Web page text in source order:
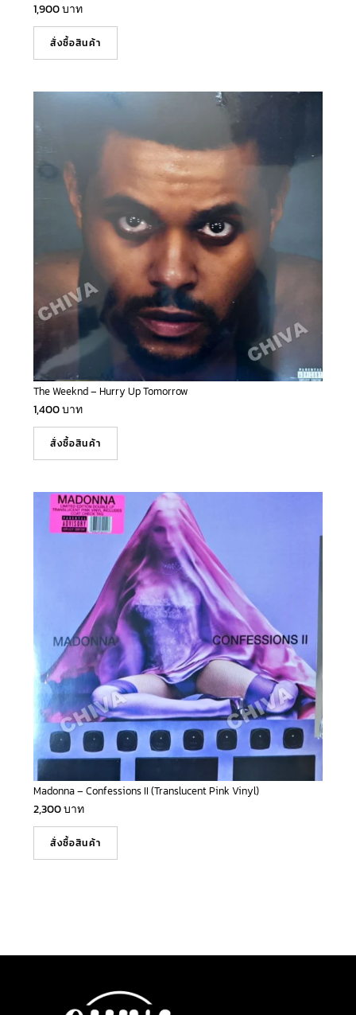
1,900บาท
สั่งซื้อสินค้า
The Weeknd – Hurry Up Tomorrow
1,400บาท
สั่งซื้อสินค้า
Madonna – Confessions II (Translucent Pink Vinyl)
2,300บาท
สั่งซื้อสินค้า